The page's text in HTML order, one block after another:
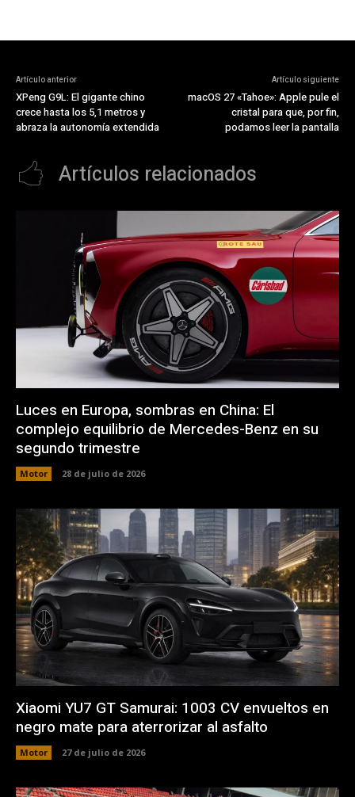
Artículo anterior
XPeng G9L: El gigante chino
crece hasta los 5,1 metros y
abraza la autonomía extendida
Artículo siguiente
macOS 27 «Tahoe»: Apple pule el
cristal para que, por fin,
podamos leer la pantalla
Artículos relacionados
Luces en Europa, sombras en China: El
complejo equilibrio de Mercedes-Benz en su
segundo trimestre
Motor 28 de julio de 2026
Xiaomi YU7 GT Samurai: 1003 CV envueltos en
negro mate para aterrorizar al asfalto
Motor 27 de julio de 2026